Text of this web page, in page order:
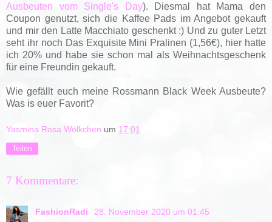
Ausbeuten vom Single's Day). Diesmal hat Mama den
Coupon genutzt, sich die Kaffee Pads im Angebot gekauft
und mir den Latte Macchiato geschenkt :) Und zu guter Letzt
seht ihr noch Das Exquisite Mini Pralinen (1,56€), hier hatte
ich 20% und habe sie schon mal als Weihnachtsgeschenk
für eine Freundin gekauft.
Wie gefällt euch meine Rossmann Black Week Ausbeute?
Was is euer Favorit?
Yasmina Rosa Wölkchen um 17:01
Teilen
7 Kommentare:
FashionRadi
28. November 2020 um 01:45